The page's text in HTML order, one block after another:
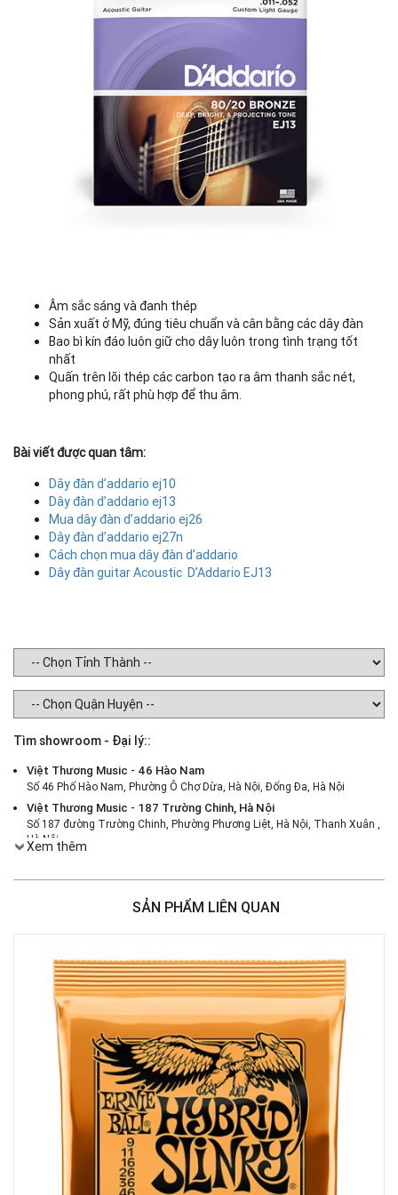
Âm sắc sáng và đanh thép
Sản xuất ở Mỹ, đúng tiêu chuẩn và cân bằng các dây đàn
Bao bì kín đáo luôn giữ cho dây luôn trong tình trạng tốt
nhất
Quấn trên lõi thép các carbon tạo ra âm thanh sắc nét,
phong phú, rất phù hợp để thu âm.
Bài viết được quan tâm:
Dây đàn d’addario ej10
Dây đàn d’addario ej13
Mua dây đàn d’addario ej26
Dây đàn d’addario ej27n
Cách chọn mua dây đàn d’addario
Dây đàn guitar Acoustic D’Addario EJ13
Tìm showroom - Đại lý::
Việt Thương Music - 46 Hào Nam
Số 46 Phố Hào Nam, Phường Ô Chợ Dừa, Hà Nội, Đống Đa, Hà Nội
Việt Thương Music - 187 Trường Chinh, Hà Nội
Số 187 đường Trường Chinh, Phường Phương Liệt, Hà Nội, Thanh Xuân ,
Hà Nội
386 Cách Mạng Tháng Tám, Phường Nhiêu Lộc, TPHCM, Quận 3, Hồ Chí
Việt Thương Music - 369 Điện Biên Phủ
180B Võ Thị Sáu, Phường Xuân Hòa, TPHCM, Quận 3, Hồ Chí Minh
Việt Thương Music - Crescent Mall
6F-01 Tầng 6 Trung Tâm Thương Mại Crescent Mall, 101 Tôn Dật Tiên,
Phường Tân Mỹ, TPHCM, Quận 7, Hồ Chí Minh
Việt Thương Music - 49E Phan Đăng Lưu
49E Phan Đăng Lưu, Phường Bình Thạnh, TPHCM, Quận Bình Thạnh, Hồ
Chí Minh
Việt Thương Music - Phường Gò Vấp
11 Đường số 3, Khu dân cư Cityland Park Hill, Phường Gò Vấp, TPHCM,
Quận Gò Vấp, Hồ Chí Minh
Việt Thương Music - 442 Lũy Bán Bích
442 Lũy Bán Bích, Phường Tân Phú, TPHCM, Quận Tân Phú, Hồ Chí Minh
Việt Thương Music - 12 Quốc Hương
Xem thêm
SẢN PHẨM LIÊN QUAN